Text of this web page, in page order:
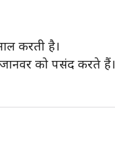
करती है।
को पसंद करते हैं।